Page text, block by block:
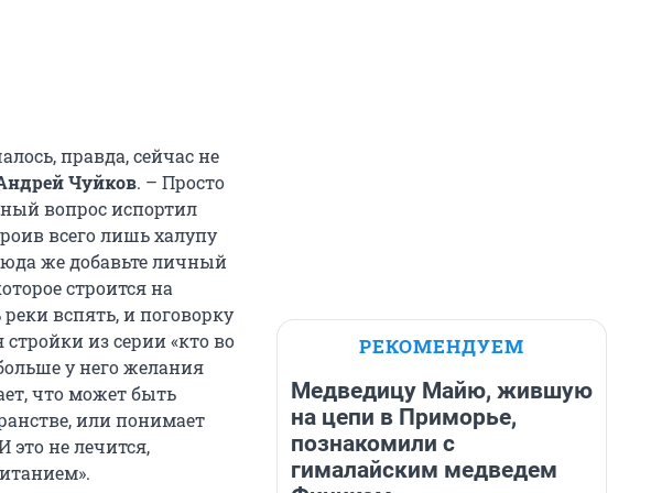
правда, сейчас не
Чуйков. – Просто
вопрос испортил
всего лишь халупу
же добавьте личный
строится на
вспять, и поговорку
из серии «кто во
у него желания
что может быть
или понимает
не лечится,
РЕКОМЕНДУЕМ
Медведицу Майю, жившую
на цепи в Приморье,
познакомили с
гималайским медведем